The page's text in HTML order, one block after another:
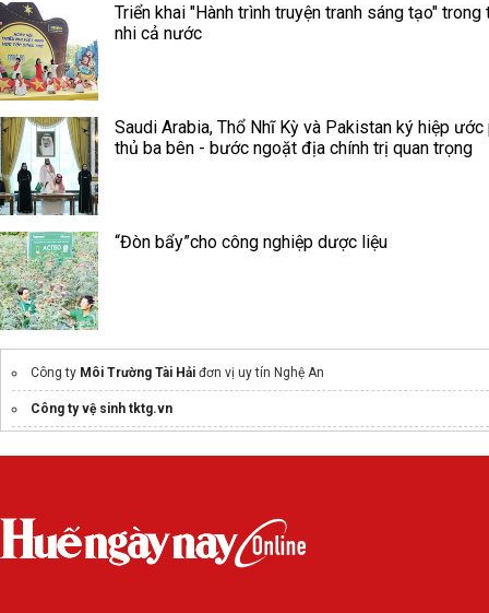
Triển khai "Hành trình truyện tranh sáng tạo" trong
nhi cả nước
Saudi Arabia, Thổ Nhĩ Kỳ và Pakistan ký hiệp ước
thủ ba bên - bước ngoặt địa chính trị quan trọng
“Đòn bẩy”cho công nghiệp dược liệu
Công ty Môi Trường Tài Hải đơn vị uy tín Nghệ An
Công ty vệ sinh tktg.vn
Công Ty Thông Cống Hút Bể Phốt Giá Rẻ
chung cư the magnolia